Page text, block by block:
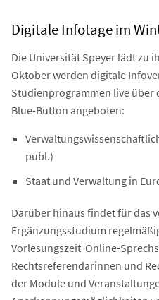
Digitale Infotage im
Die Universität Speyer lädt zu
Oktober werden digitale
Studienprogrammen live über
Blue-Button angeboten:
publ.)
Staat und Verwaltung in
Darüber hinaus findet für das
Ergänzungsstudium
Vorlesungszeit Online-
Rechtsreferendarinnen und
der Module und